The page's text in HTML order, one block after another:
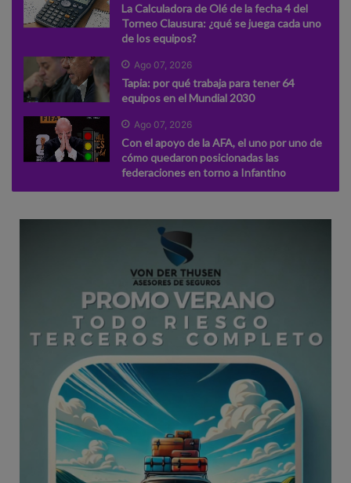
La Calculadora de Olé de la fecha 4 del
Torneo Clausura: ¿qué se juega cada uno
de los equipos?
Ago 07, 2026
Tapia: por qué trabaja para tener 64
equipos en el Mundial 2030
Ago 07, 2026
Con el apoyo de la AFA, el uno por uno de
cómo quedaron posicionadas las
federaciones en torno a Infantino